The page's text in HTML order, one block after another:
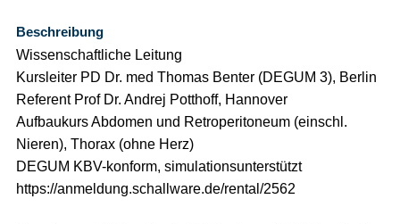
Beschreibung
Wissenschaftliche Leitung
Kursleiter PD Dr. med Thomas Benter (DEGUM 3), Berlin
Referent Prof Dr. Andrej Potthoff, Hannover
Aufbaukurs Abdomen und Retroperitoneum (einschl.
Nieren), Thorax (ohne Herz)
DEGUM KBV-konform, simulationsunterstützt
https://anmeldung.schallware.de/rental/2562